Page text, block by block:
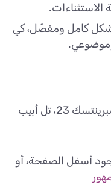
كامل ومفصّل، كي
وموضوعي.
تل أبيب
أسفل الصفحة، أو